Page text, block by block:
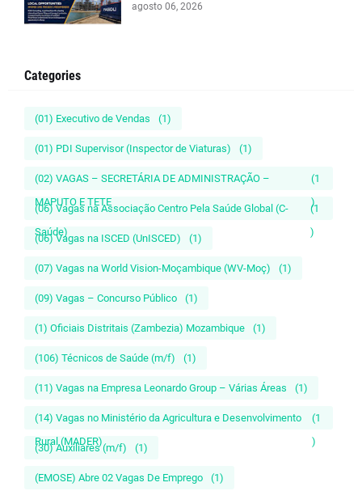
agosto 06, 2026
Categories
(01) Executivo de Vendas (1)
(01) PDI Supervisor (Inspector de Viaturas) (1)
(02) VAGAS – SECRETÁRIA DE ADMINISTRAÇÃO –
MAPUTO E TETE
(1
)
(06) Vagas na Associação Centro Pela Saúde Global (C-
Saúde)
(1
)
(06) Vagas na ISCED (UnISCED) (1)
(07) Vagas na World Vision-Moçambique (WV-Moç) (1)
(09) Vagas – Concurso Público (1)
(1) Oficiais Distritais (Zambezia) Mozambique (1)
(106) Técnicos de Saúde (m/f) (1)
(11) Vagas na Empresa Leonardo Group – Várias Áreas (1)
(14) Vagas no Ministério da Agricultura e Desenvolvimento
Rural (MADER)
(1
)
(30) Auxiliares (m/f) (1)
(EMOSE) Abre 02 Vagas De Emprego (1)